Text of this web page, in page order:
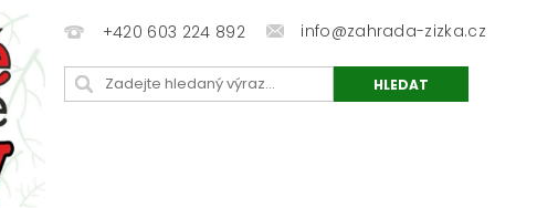
+420 603 224 892 info@zahrada-zizka.cz